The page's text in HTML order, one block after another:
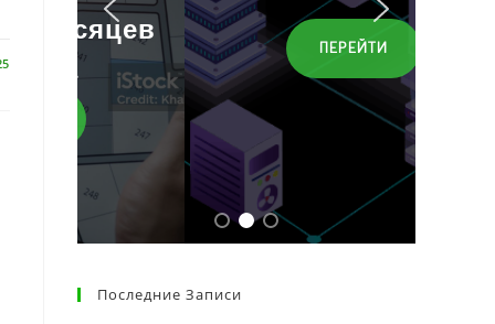
ПЕРЕЙТИ
Последние Записи